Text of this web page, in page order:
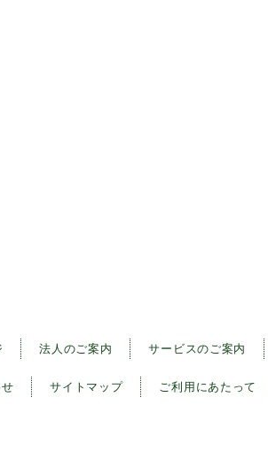
法人のご案内 サービスのご案内
サイトマップ ご利用にあたって